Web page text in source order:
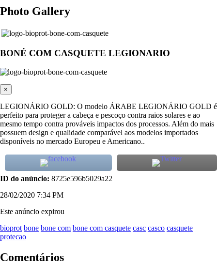
Photo Gallery
BONÉ COM CASQUETE LEGIONARIO
×
LEGIONÁRIO GOLD: O modelo ÁRABE LEGIONÁRIO GOLD é
perfeito para proteger a cabeça e pescoço contra raios solares e ao
mesmo tempo contra prováveis impactos dos processos. Além do mais
possuem design e qualidade comparável aos modelos importados
disponíveis no mercado Europeu e Americano..
ID do anúncio: 8725e596b5029a22
28/02/2020 7:34 PM
Este anúncio expirou
bioprot bone bone com bone com casquete casc casco casquete
protecao
Comentários